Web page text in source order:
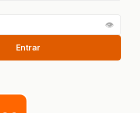
👁
Entrar